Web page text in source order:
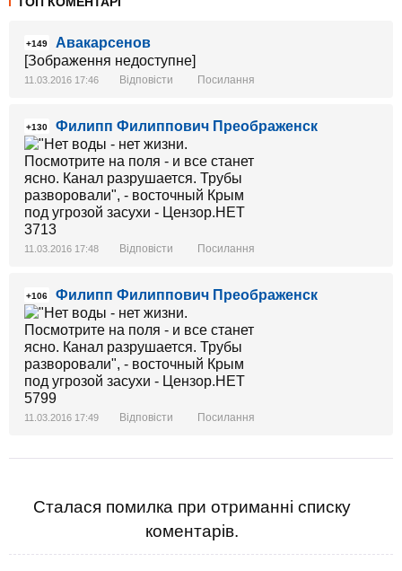
+149
Авакарсенов
[Зображення недоступне]
11.03.2016 17:46 Відповісти Посилання
+130 Филипп Филиппович Преображенск
11.03.2016 17:48 Відповісти Посилання
+106 Филипп Филиппович Преображенск
11.03.2016 17:49 Відповісти Посилання
Сталася помилка при отриманні списку
коментарів.